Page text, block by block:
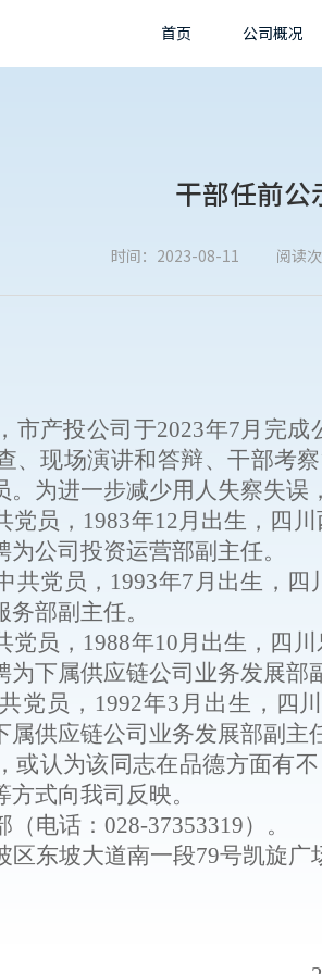
首页 公司概况
干部任前公
时间：2023-08-11 阅读
市产投公司于2023年7 月 完成
、现场演讲和答辩、干部考察
。为进一步减少用人失察失误
党员， 1983年12 月出生， 四川
为公司 投资运营部副主任。
共党员， 1993年7 月出生， 四
务部副主任。
党员， 1988年10 月出生， 四川
为下属供应链公司业务发展部
党员， 1992年3 月出生， 四
属供应链公司业务发展部副主
或认为该同志在品德方面有
方式向我司 反映。
（电话： 028-37353319）。
区东坡大道南一段79号凯旋广